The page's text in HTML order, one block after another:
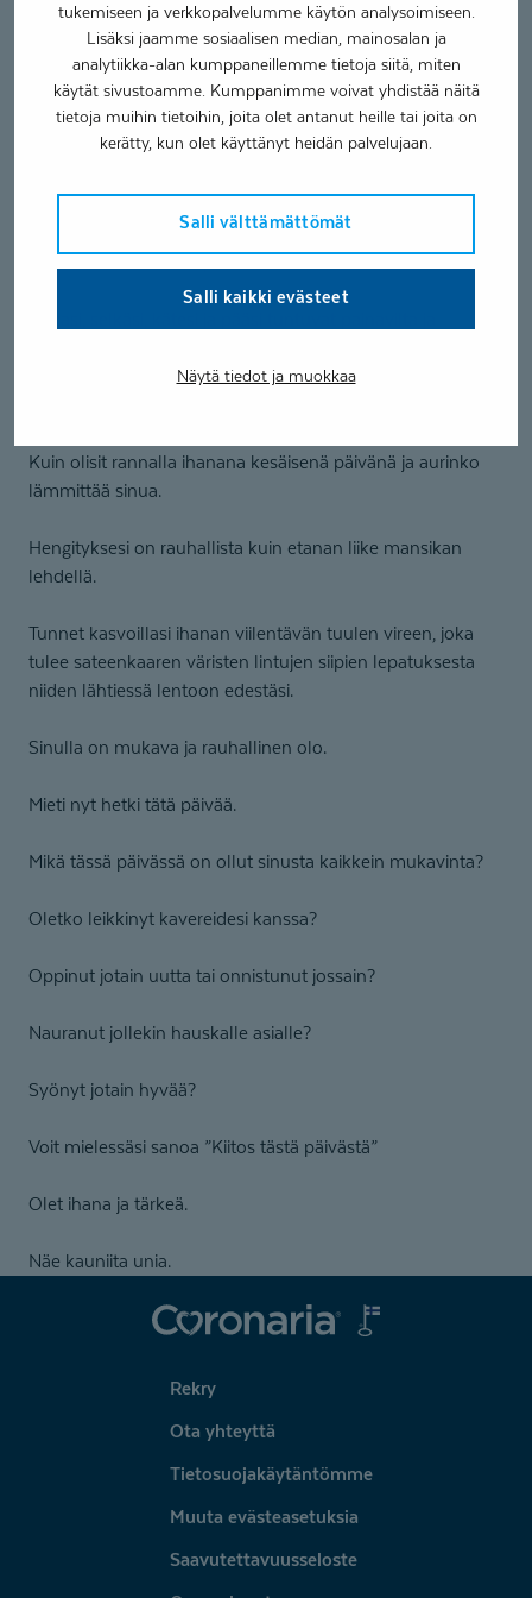
tukemiseen ja verkkopalvelumme käytön analysoimiseen.
Lisäksi jaamme sosiaalisen median, mainosalan ja
analytiikka-alan kumppaneillemme tietoja siitä, miten
käytät sivustoamme. Kumppanimme voivat yhdistää näitä
tietoja muihin tietoihin, joita olet antanut heille tai joita on
kerätty, kun olet käyttänyt heidän palvelujaan.
Salli välttämättömät
Salli kaikki evästeet
Näytä tiedot ja muokkaa
tämä muutaman kerran.
Hengitä syvään ja rauhallisesti.
Kokeile kuinka rennosti voit vain olla ja pötköttää.
Koko kehosi painuu alustaa vasten painavana kuin
tuhannen kilon karkkipussi.
Kuin olisit rannalla ihanana kesäisenä päivänä ja aurinko
lämmittää sinua.
Hengityksesi on rauhallista kuin etanan liike mansikan
lehdellä.
Tunnet kasvoillasi ihanan viilentävän tuulen vireen, joka
tulee sateenkaaren väristen lintujen siipien lepatuksesta
niiden lähtiessä lentoon edestäsi.
Sinulla on mukava ja rauhallinen olo.
Mieti nyt hetki tätä päivää.
Mikä tässä päivässä on ollut sinusta kaikkein mukavinta?
Oletko leikkinyt kavereidesi kanssa?
Oppinut jotain uutta tai onnistunut jossain?
Nauranut jollekin hauskalle asialle?
Syönyt jotain hyvää?
Voit mielessäsi sanoa ”Kiitos tästä päivästä”
Olet ihana ja tärkeä.
Näe kauniita unia.
Coronaria
Rekry
Ota yhteyttä
Tietosuojakäytäntömme
Muuta evästeasetuksia
Saavutettavuusseloste